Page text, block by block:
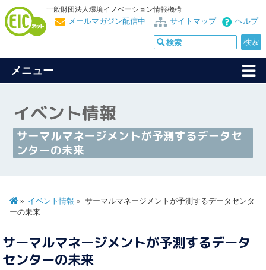
一般財団法人環境イノベーション情報機構
ヘルプ
サイトマップ
メールマガジン配信中
メニュー
イベント情報
サーマルマネージメントが予測するデータセ
ンターの未来
イベント情報
サーマルマネージメントが予測するデータセンタ
ーの未来
サーマルマネージメントが予測するデータ
センターの未来